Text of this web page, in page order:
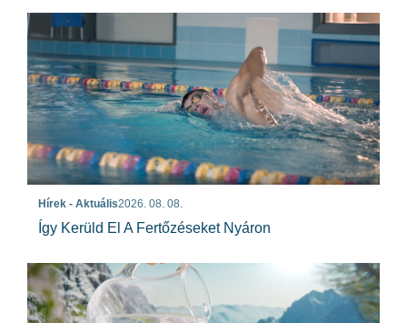
Hírek - Aktuális2026. 08. 08.
Így Kerüld El A Fertőzéseket Nyáron